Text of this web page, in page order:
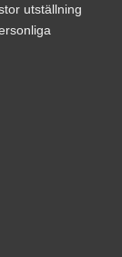
utställning